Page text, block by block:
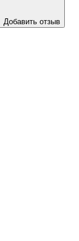
Добавить отзыв